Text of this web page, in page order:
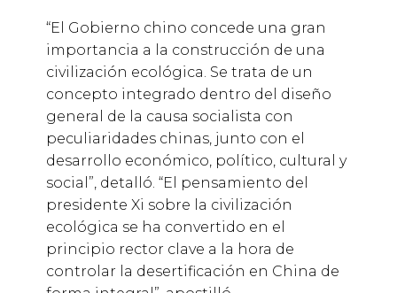
“El Gobierno chino concede una gran
importancia a la construcción de una
civilización ecológica. Se trata de un
concepto integrado dentro del diseño
general de la causa socialista con
peculiaridades chinas, junto con el
desarrollo económico, político, cultural y
social”, detalló. “El pensamiento del
presidente Xi sobre la civilización
ecológica se ha convertido en el
principio rector clave a la hora de
controlar la desertificación en China de